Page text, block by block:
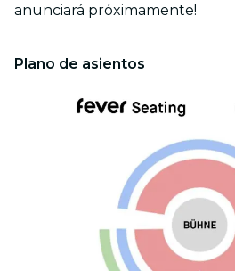
anunciará próximamente!
Plano de asientos